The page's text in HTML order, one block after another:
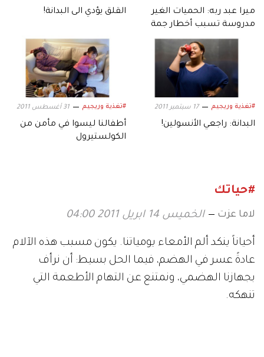
ميرا عبد ربه: الحميات الغير
مدروسة تسبب أخطار جمة
القلق يؤدي الى البدانة!
#تغذية وريجيم 17 سبتمبر 2011
البدانة: راجعي الأنسولين!
#تغذية وريجيم 31 أغسطس 2011
أطفالنا ليسوا في مأمن من
الكولستيرول
#حياتك
لاما عزت الخميس 14 ابريل 2011 04:00
أحياناً ينكد ألم الأمعاء يومياتنا. يكون مسبب هذه الآلام
عادةً عسر في الهضم، فيما الحل بسيط: أن نرأف
بجهازنا الهضمي، ونمتنع عن التهام الأطعمة التي
تنهكه.